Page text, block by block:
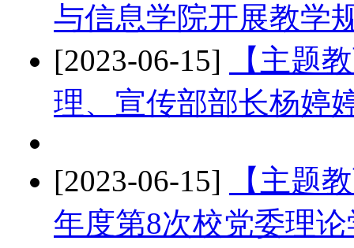
与信息学院开展教学
[2023-06-15]
【主题
理、宣传部部长杨婷
[2023-06-15]
【主题
年度第8次校党委理